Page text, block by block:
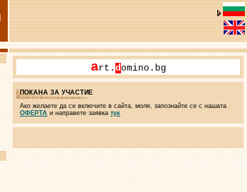
art. domino.bg
ПОКАНА ЗА УЧАСТИЕ
Ако желаете да се включите в сайта, моля, запознайте се с нашата
ОФЕРТА и направете заявка тук